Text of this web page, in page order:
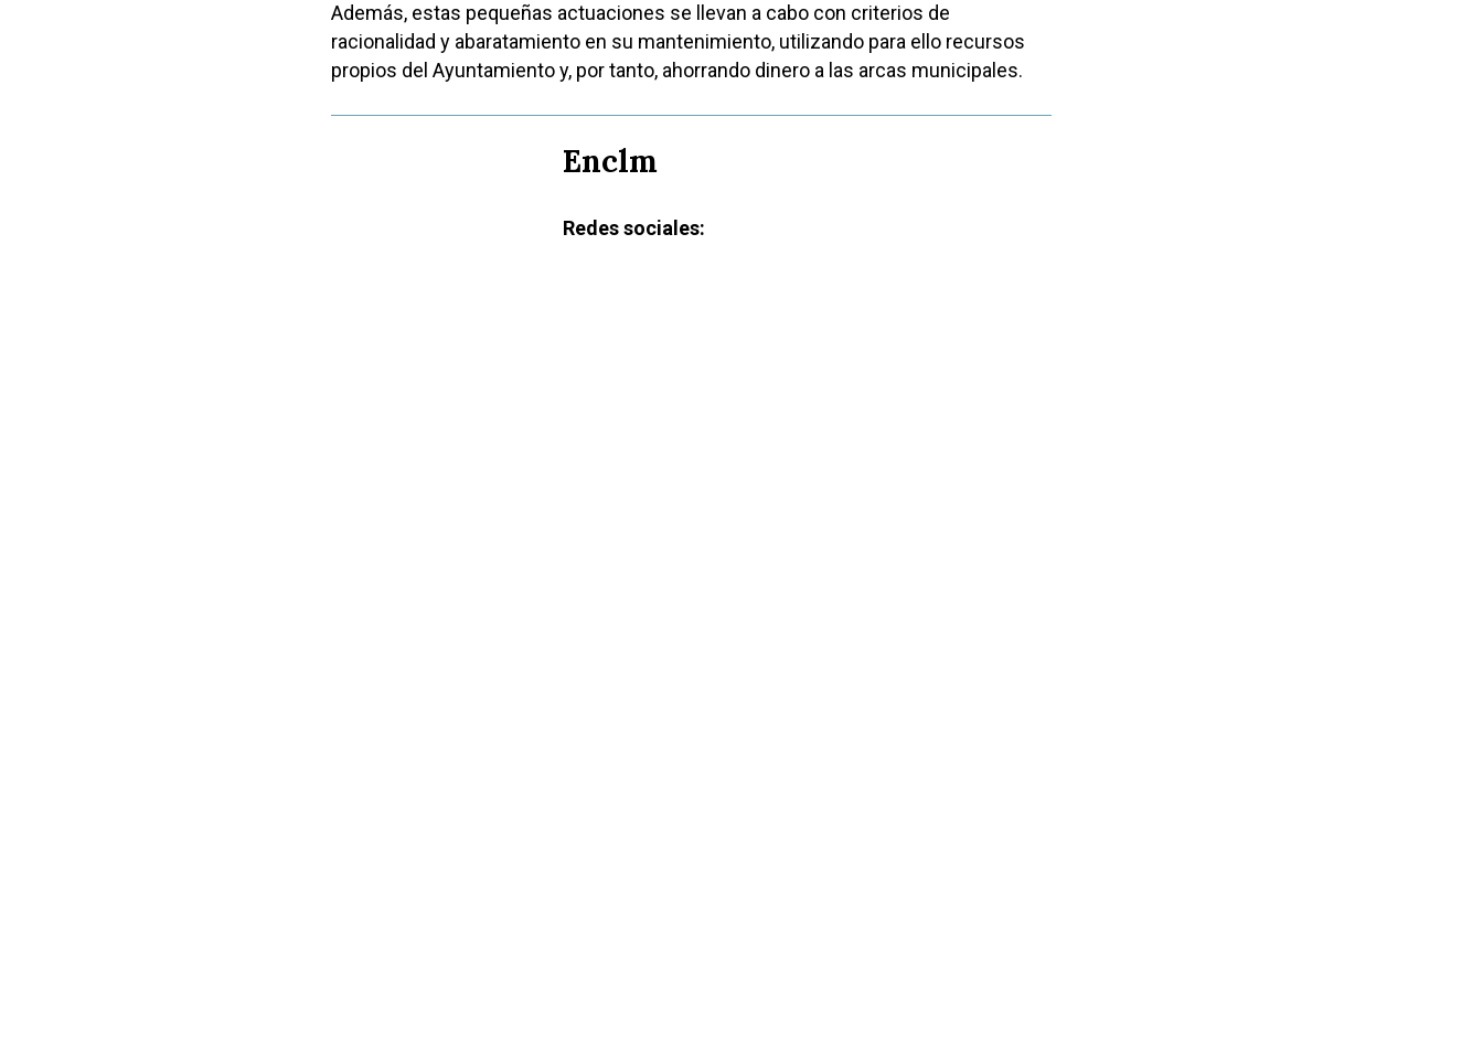
Además, estas pequeñas actuaciones se llevan a cabo con criterios de
racionalidad y abaratamiento en su mantenimiento, utilizando para ello recursos
propios del Ayuntamiento y, por tanto, ahorrando dinero a las arcas municipales.
Enclm
Redes sociales: